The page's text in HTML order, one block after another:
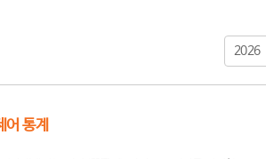
2026
어 통계